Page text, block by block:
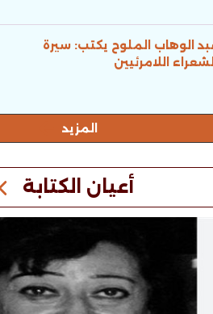
الوهاب الملوح يكتب: سيرة
الشعراء اللامرئيين
المزيد
أعيان الكتابة